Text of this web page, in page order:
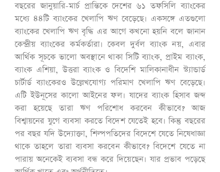
বছরের জানুয়ারি-মার্চ প্রান্তিকে দেশের ৬১ তফসিলি ব্যাংকের
মধ্যে ৪৪টি ব্যাংকের খেলাপি ঋণ বেড়েছে। একসঙ্গে এতগুলো
ব্যাংকের খেলাপি ঋণ বৃদ্ধি এর আগে কখনো হয়নি বলে জানান
কেন্দ্রীয় ব্যাংকের কর্মকর্তারা। কেবল দুর্বল ব্যাংক নয়, এবার
আর্থিক সূচকে ভালো অবস্থানে থাকা সিটি ব্যাংক, প্রাইম ব্যাংক,
ব্যাংক এশিয়া, উত্তরা ব্যাংক ও বিদেশি মালিকানাধীন স্ট্যান্ডার্ড
চার্টার্ড ব্যাংকেরও উল্লেখযোগ্য পরিমাণ খেলাপি ঋণ বেড়েছে।
এটি ইউনূসের কালো আইনের ফল। যাদের ব্যাংক হিসাব জব্দ
করা হয়েছে তারা ঋণ পরিশোধ করবেন কীভাবে? আজ
বিশ্বায়নের যুগে ব্যবসা করতে বিদেশ যেতেই হবে। কিন্তু বছরের
পর বছর যদি উদ্যোক্তা, শিল্পপতিদের বিদেশে যেতে নিষেধাজ্ঞা
থাকে তাহলে তারা ব্যবসা করবেন কীভাবে? বিদেশে যেতে না
পারায় অনেকেই ব্যবসা বন্ধ করে দিয়েছেন। যার প্রভাব পড়েছে